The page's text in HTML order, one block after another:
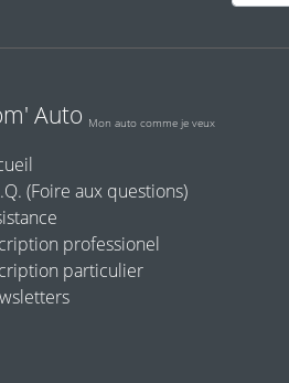
Auto Mon auto comme je veux
(Foire aux questions)
professionel
particulier